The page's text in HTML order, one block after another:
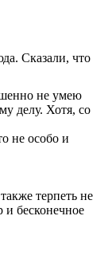
Сказали, что
не умею
делу. Хотя, со
не особо и
терпеть не
и бесконечное